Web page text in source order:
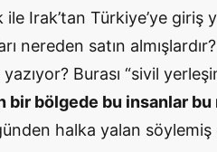
Irak’tan Türkiye’ye giriş
nereden satın almışlardır?
Burası “sivil
bölgede bu insanlar bu
halka yalan